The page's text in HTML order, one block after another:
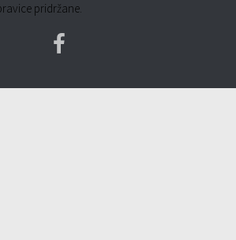
pridržane.